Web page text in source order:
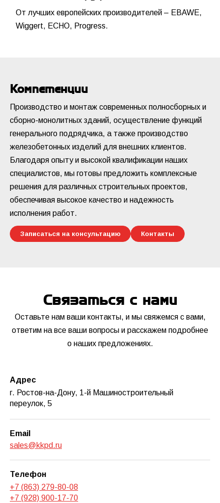
От лучших европейских производителей – EBAWE,
Wiggert, ECHO, Progress.
Компетенции
Производство и монтаж современных полносборных и
сборно-монолитных зданий, осуществление функций
генерального подрядчика, а также производство
железобетонных изделий для внешних клиентов.
Благодаря опыту и высокой квалификации наших
специалистов, мы готовы предложить комплексные
решения для различных строительных проектов,
обеспечивая высокое качество и надежность
исполнения работ.
Записаться на консультацию Контакты
Связаться с нами
Оставьте нам ваши контакты, и мы свяжемся с вами,
ответим на все ваши вопросы и расскажем подробнее
о наших предложениях.
Адрес
г. Ростов-на-Дону, 1-й Машиностроительный
переулок, 5
Email
sales@kkpd.ru
Телефон
+7 (863) 279-80-08
+7 (928) 900-17-70